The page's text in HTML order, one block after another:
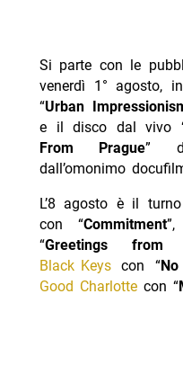
Si parte con le
venerdì 1° agosto,
“Urban
e il disco dal vivo
From Prague”
dall’omonimo
L’8 agosto è il
con “Commitment
“Greetings from
Black Keyscon “
Good Charlottecon “